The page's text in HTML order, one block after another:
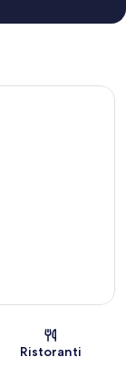
Ristoranti